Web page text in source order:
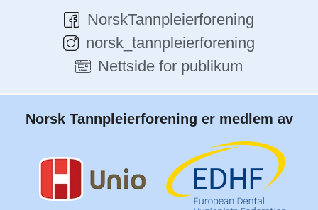
NorskTannpleierforening
norsk_tannpleierforening
Nettside for publikum
Norsk Tannpleierforening er medlem av